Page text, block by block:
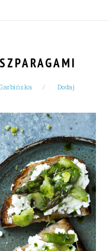
Dodaj